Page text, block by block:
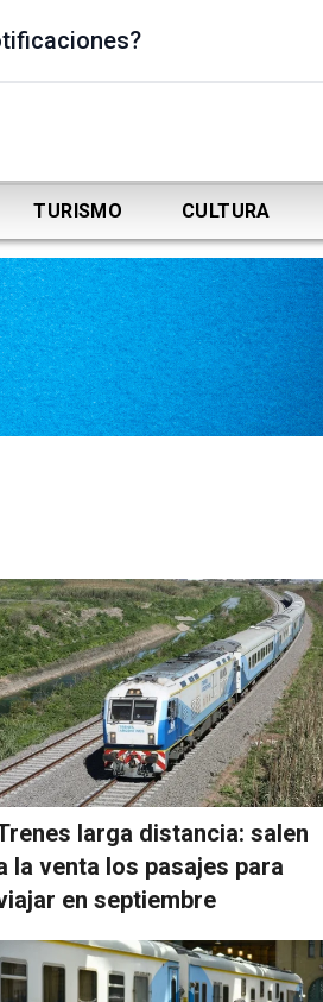
TURISMO CULTURA
larga distancia: salen
la venta los pasajes para
en septiembre